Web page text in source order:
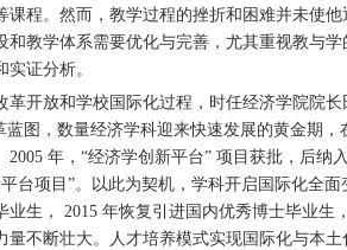
课程。然而，教学过程的挫折和困难并未使他
和教学体系需要优化与完善，尤其重视教与学
证分析。
革开放和学校国际化过程，时任经济学院院长
蓝图，数量经济学科迎来快速发展的黄金期，
2005 年，“经济学创新平台” 项目获批，后纳
台项目”。以此为契机，学科开启国际化全面
业生， 2015 年恢复引进国内优秀博士毕业生
量不断壮大。人才培养模式实现国际化与本土